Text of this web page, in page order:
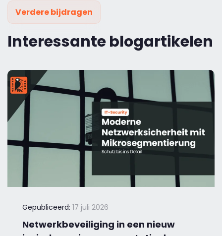
Verdere bijdragen
Interessante blogartikelen
Gepubliceerd: 17 juli 2026
Netwerkbeveiliging in een nieuw